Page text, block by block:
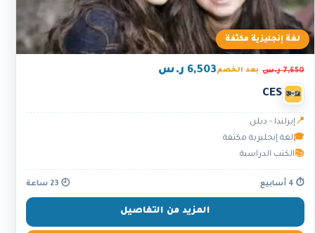
لغة إنجليزية مكثفة
7,650 ر.س بعد الخصم6,503 ر.س
CES
📍 إيرلندا - دبلن
🎓لغة إنجليزية مكثفة
📚الكتب الدراسية
⏱ 4 أسابيع 🕘 23 ساعة
المزيد من التفاصيل